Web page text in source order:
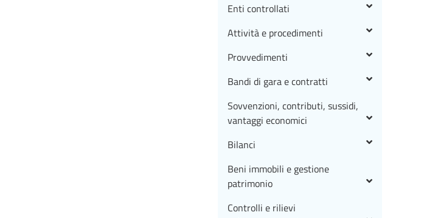
Enti controllati
Attività e procedimenti
Provvedimenti
Bandi di gara e contratti
Sovvenzioni, contributi, sussidi,
vantaggi economici
Bilanci
Beni immobili e gestione
patrimonio
Controlli e rilievi